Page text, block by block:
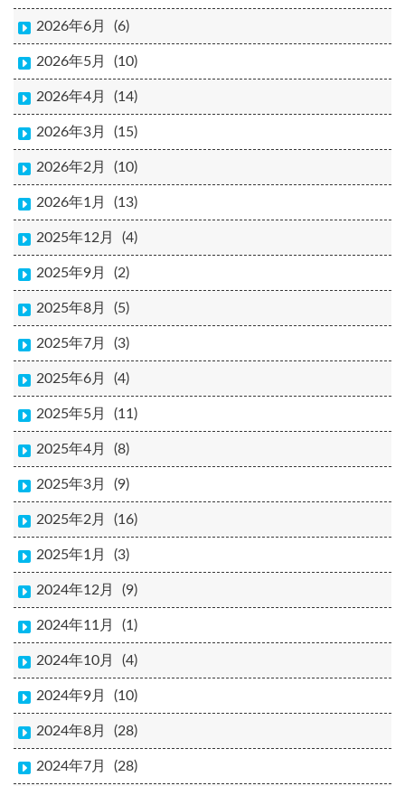
2026年6月 (6)
2026年5月 (10)
2026年4月 (14)
2026年3月 (15)
2026年2月 (10)
2026年1月 (13)
2025年12月 (4)
2025年9月 (2)
2025年8月 (5)
2025年7月 (3)
2025年6月 (4)
2025年5月 (11)
2025年4月 (8)
2025年3月 (9)
2025年2月 (16)
2025年1月 (3)
2024年12月 (9)
2024年11月 (1)
2024年10月 (4)
2024年9月 (10)
2024年8月 (28)
2024年7月 (28)